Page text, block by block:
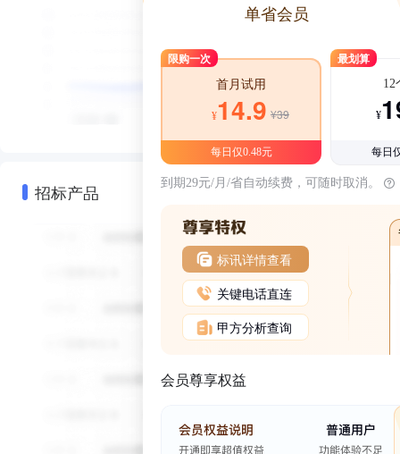
招标产品
单省会员
限购一次
首月试用
¥14.9 ¥39
每日仅0.48元
最划算
12
¥
每日
到期29元/月/省自动续费，可随时取消。
标讯详情查看
关键电话直连
甲方分析查询
会员尊享权益